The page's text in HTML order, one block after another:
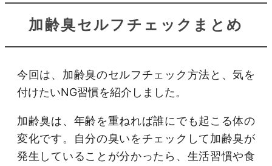
加齢臭セルフチェックまとめ
今回は、加齢臭のセルフチェック方法と、気を
付けたいNG習慣を紹介しました。
加齢臭は、年齢を重ねれば誰にでも起こる体の
変化です。自分の臭いをチェックして加齢臭が
発生していることが分かったら、生活習慣や食